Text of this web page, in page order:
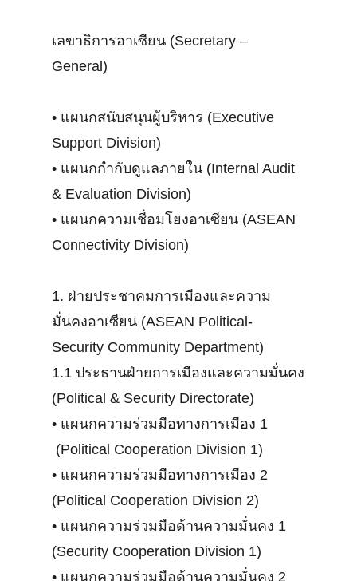
เลขาธิการอาเซียน (Secretary –
General)
• แผนกสนับสนุนผู้บริหาร (Executive
Support Division)
• แผนกกำกับดูแลภายใน (Internal Audit
& Evaluation Division)
• แผนกความเชื่อมโยงอาเซียน (ASEAN
Connectivity Division)
1. ฝ่ายประชาคมการเมืองและความ
มั่นคงอาเซียน (ASEAN Political-
Security Community Department)
1.1 ประธานฝ่ายการเมืองและความมั่นคง
(Political & Security Directorate)
• แผนกความร่วมมือทางการเมือง 1
(Political Cooperation Division 1)
• แผนกความร่วมมือทางการเมือง 2
(Political Cooperation Division 2)
• แผนกความร่วมมือด้านความมั่นคง 1
(Security Cooperation Division 1)
• แผนกความร่วมมือด้านความมั่นคง 2